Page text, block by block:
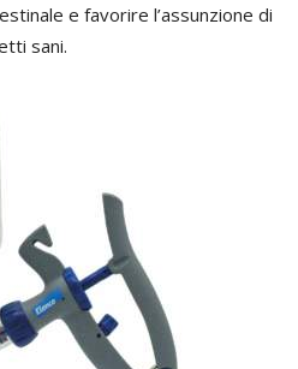
e favorire l’assunzione di
sani.